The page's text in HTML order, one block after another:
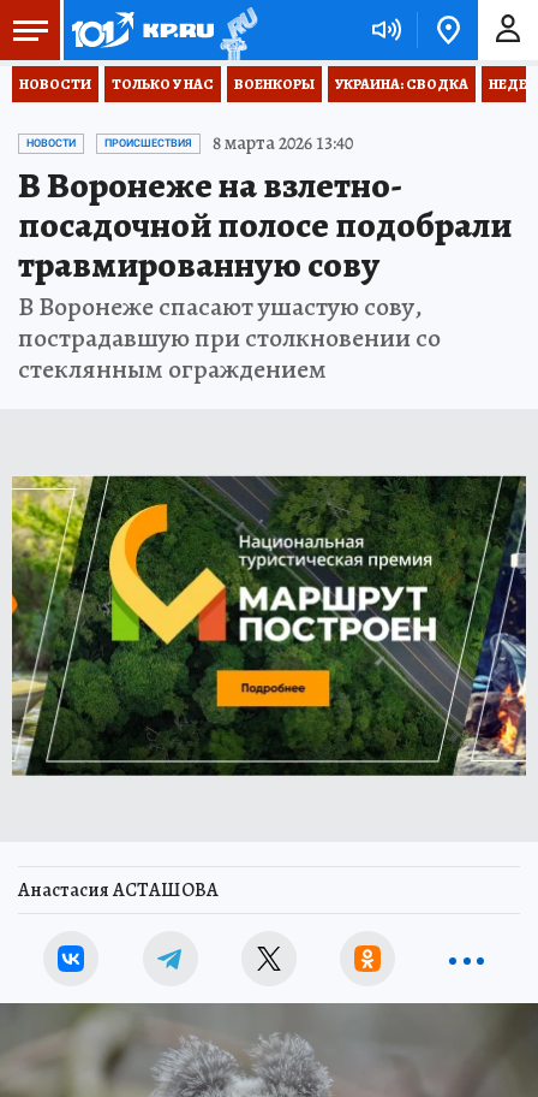
НОВОСТИ ТОЛЬКО У НАС ВОЕНКОРЫ УКРАИНА: СВОДКА
НОВОСТИ ПРОИСШЕСТВИЯ 8 марта 2026 13:40
В Воронеже на взлетно-
посадочной полосе подобрали
травмированную сову
В Воронеже спасают ушастую сову,
пострадавшую при столкновении со
стеклянным ограждением
Анастасия АСТАШОВА